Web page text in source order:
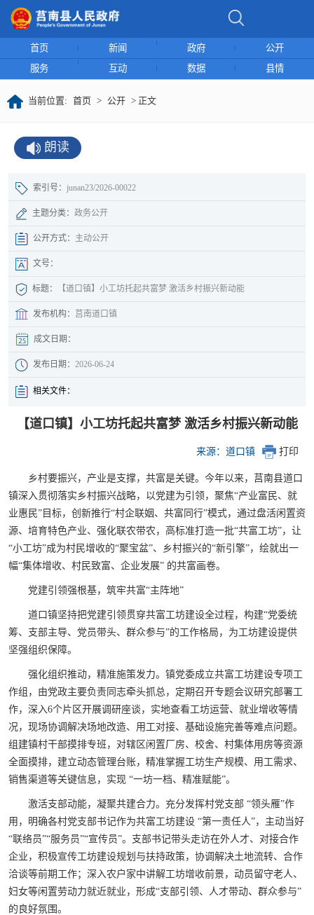
首页 新闻 政府
公开
服务
互动 数据 县情
当前位置: 首页 > 公开 > 正文
朗读
索引号： junan23/2026-00022
主题分类： 政务公开
公开方式： 主动公开
文号：
标题： 【道口镇】小工坊托起共富梦 激活乡村振兴新动能
发布机构： 莒南道口镇
成文日期：
发布日期： 2026-06-24
相关文件：
【道口镇】小工坊托起共富梦 激活乡村振兴新动能
来源：道口镇 打印
乡村要振兴，产业是支撑，共富是关键。今年以来，莒南县道口
镇深入贯彻落实乡村振兴战略，以党建为引领，聚焦“产业富民、就
业惠民”目标，创新推行“村企联姻、共富同行”模式，通过盘活闲置资
源、培育特色产业、强化联农带农，高标准打造一批“共富工坊”，让
“小工坊”成为村民增收的“聚宝盆”、乡村振兴的“新引擎”，绘就出一
幅“集体增收、村民致富、企业发展” 的共富画卷。
党建引领强根基，筑牢共富“主阵地”
道口镇坚持把党建引领贯穿共富工坊建设全过程，构建“党委统
筹、支部主导、党员带头、群众参与”的工作格局，为工坊建设提供
坚强组织保障。
强化组织推动，精准施策发力。镇党委成立共富工坊建设专项工
作组，由党政主要负责同志牵头抓总，定期召开专题会议研究部署工
作，深入6个片区开展调研座谈，实地查看工坊运营、就业增收等情
况，现场协调解决场地改造、用工对接、基础设施完善等难点问题。
组建镇村干部摸排专班，对辖区闲置厂房、校舍、村集体用房等资源
全面摸排，建立动态管理台账，精准掌握工坊生产规模、用工需求、
销售渠道等关键信息，实现 “一坊一档、精准赋能”。
激活支部动能，凝聚共建合力。充分发挥村党支部 “领头雁”作
用，明确各村党支部书记作为共富工坊建设 “第一责任人”，主动当好
“联络员”“服务员”“宣传员”。支部书记带头走访在外人才、对接合作
企业，积极宣传工坊建设规划与扶持政策，协调解决土地流转、合作
洽谈等前期工作；深入农户家中讲解工坊增收前景，动员留守老人、
妇女等闲置劳动力就近就业，形成“支部引领、人才带动、群众参与”
的良好氛围。